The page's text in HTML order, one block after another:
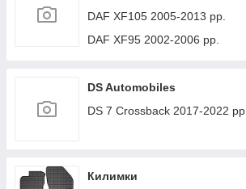
DAF XF105 2005-2013 рр.
DAF XF95 2002-2006 рр.
DS Automobiles
DS 7 Crossback 2017-2022 рр.
Килимки